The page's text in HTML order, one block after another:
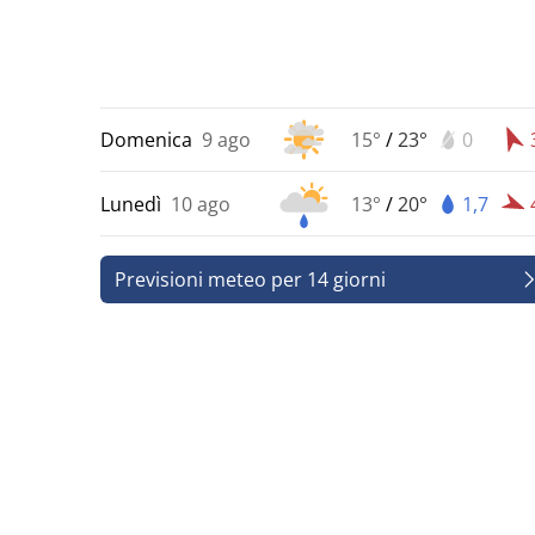
Domenica 9 ago 15° /23° 0
Lunedì 10 ago 13° /20° 1,7
Previsioni meteo per 14 giorni